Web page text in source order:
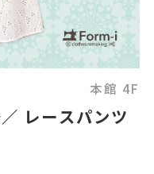
本館 4F
レースパンツ